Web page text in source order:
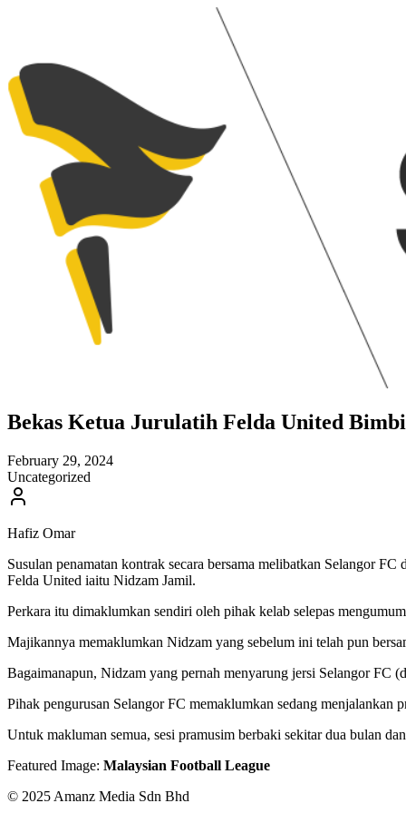
Bekas Ketua Jurulatih Felda United
February 29, 2024
Uncategorized
Hafiz Omar
Susulan penamatan kontrak secara bersama melibatkan Selangor
Felda United iaitu Nidzam Jamil.
Perkara itu dimaklumkan sendiri oleh pihak kelab selepas
Majikannya memaklumkan Nidzam yang sebelum ini telah pun
Bagaimanapun, Nidzam yang pernah menyarung jersi Selangor FC
Pihak pengurusan Selangor FC memaklumkan sedang menjalankan
Untuk makluman semua, sesi pramusim berbaki sekitar dua bulan
Featured Image: Malaysian Football League
© 2025 Amanz Media Sdn Bhd